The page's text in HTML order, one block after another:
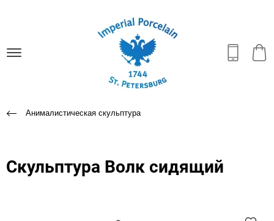
Анималистическая скульптура
Скульптура Волк сидящий